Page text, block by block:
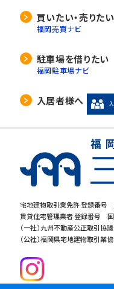
宅地建物取引業免許 登録番号
賃貸住宅管理業者 登録番号 国
（一社）九州不動産公正取引協
（公社）福岡県宅地建物取引業
買いたい・売りたい
福岡売買ナビ
駐車場を借りたい
福岡駐車場ナビ
入居者様へ